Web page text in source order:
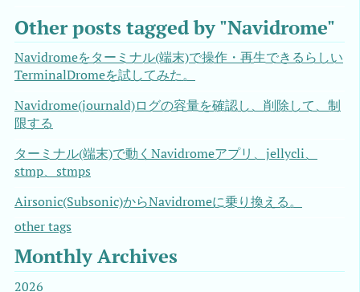
Other posts tagged by "Navidrome"
Navidromeをターミナル(端末)で操作・再生できるらしい
TerminalDromeを試してみた。
Navidrome(journald)ログの容量を確認し、削除して、制
限する
ターミナル(端末)で動くNavidromeアプリ、jellycli、
stmp、stmps
Airsonic(Subsonic)からNavidromeに乗り換える。
other tags
Monthly Archives
2026